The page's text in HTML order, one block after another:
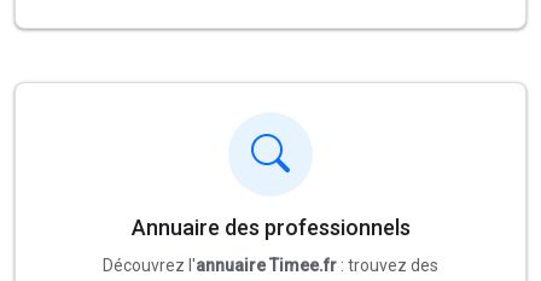
Annuaire des professionnels
Découvrez l'annuaire Timee.fr : trouvez des